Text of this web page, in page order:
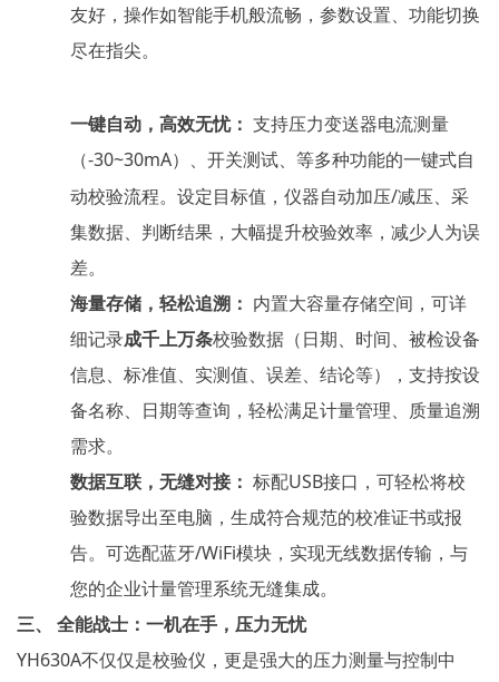
友好，操作如智能手机般流畅，参数设置、功能切换
尽在指尖。
一键自动，高效无忧： 支持压力变送器电流测量
（-30~30mA）、开关测试、等多种功能的一键式自
动校验流程。设定目标值，仪器自动加压/减压、采
集数据、判断结果，大幅提升校验效率，减少人为误
差。
海量存储，轻松追溯： 内置大容量存储空间，可详
细记录成千上万条校验数据（日期、时间、被检设备
信息、标准值、实测值、误差、结论等），支持按设
备名称、日期等查询，轻松满足计量管理、质量追溯
需求。
数据互联，无缝对接： 标配USB接口，可轻松将校
验数据导出至电脑，生成符合规范的校准证书或报
告。可选配蓝牙/WiFi模块，实现无线数据传输，与
您的企业计量管理系统无缝集成。
三、
全能战士：一机在手，压力无忧
YH630A不仅仅是校验仪，更是强大的压力测量与控制中